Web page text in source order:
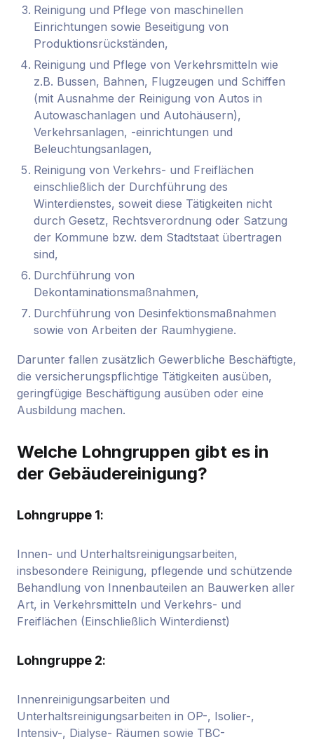
Reinigung und Pflege von maschinellen
Einrichtungen sowie Beseitigung von
Produktionsrückständen,
Reinigung und Pflege von Verkehrsmitteln wie
z.B. Bussen, Bahnen, Flugzeugen und Schiffen
(mit Ausnahme der Reinigung von Autos in
Autowaschanlagen und Autohäusern),
Verkehrsanlagen, -einrichtungen und
Beleuchtungsanlagen,
Reinigung von Verkehrs- und Freiflächen
einschließlich der Durchführung des
Winterdienstes, soweit diese Tätigkeiten nicht
durch Gesetz, Rechtsverordnung oder Satzung
der Kommune bzw. dem Stadtstaat übertragen
sind,
Durchführung von
Dekontaminationsmaßnahmen,
Durchführung von Desinfektionsmaßnahmen
sowie von Arbeiten der Raumhygiene.
Darunter fallen zusätzlich Gewerbliche Beschäftigte,
die versicherungspflichtige Tätigkeiten ausüben,
geringfügige Beschäftigung ausüben oder eine
Ausbildung machen.
Welche Lohngruppen gibt es in
der Gebäudereinigung?
Lohngruppe 1:
Innen- und Unterhaltsreinigungsarbeiten,
insbesondere Reinigung, pflegende und schützende
Behandlung von Innenbauteilen an Bauwerken aller
Art, in Verkehrsmitteln und Verkehrs- und
Freiflächen (Einschließlich Winterdienst)
Lohngruppe 2:
Innenreinigungsarbeiten und
Unterhaltsreinigungsarbeiten in OP-, Isolier-,
Intensiv-, Dialyse- Räumen sowie TBC-